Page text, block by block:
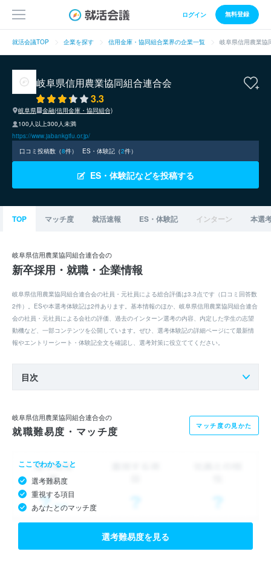
ログイン 無料登録
就活会議TOP 企業を探す 信用金庫・協同組合業界の企業一覧 岐阜県信用農業協
岐阜県信用農業協同組合連合会
3.3
岐阜県
金融(信用金庫・協同組合)
100人以上300人未満
https://www.jabankgifu.or.jp/
口コミ投稿数（8件） ES・体験記（2件）
ES・体験記などを投稿する
TOP マッチ度 就活速報 ES・体験記 インターン 本選
岐阜県信用農業協同組合連合会の
新卒採用・就職・企業情報
岐阜県信用農業協同組合連合会の社員・元社員による総合評価は3.3点です（口コミ回答数
2件）。ESや本選考体験記は2件あります。基本情報のほか、岐阜県信用農業協同組合連合
会の社員・元社員による会社の評価、過去のインターン選考の内容、内定した学生の志望
動機など、一部コンテンツを公開しています。ぜひ、選考体験記の詳細ページにて最新情
報やエントリーシート・体験記全文を確認し、選考対策に役立ててください。
目次
岐阜県信用農業協同組合連合会の
就職難易度・マッチ度 マッチ度の見かた
ここでわかること
選考難易度
重視する項目
あなたとのマッチ度
選考難易度を見る